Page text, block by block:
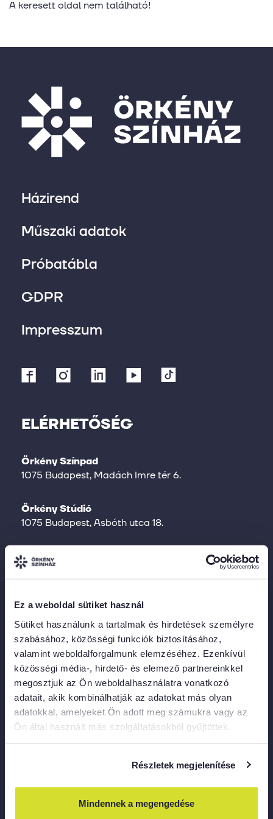
Ez a weboldal sütiket használ
Sütiket használunk a tartalmak és hirdetések személyre
szabásához, közösségi funkciók biztosításához,
valamint weboldalforgalmunk elemzéséhez. Ezenkívül
közösségi média-, hirdető- és elemező partnereinkkel
megosztjuk az Ön weboldalhasználatra vonatkozó
adatait, akik kombinálhatják az adatokat más olyan
adatokkal, amelyeket Ön adott meg számukra vagy az
Ön által használt más szolgáltatásokból gyűjtöttek.
Részletek megjelenítése
Mindennek a megengedése
A keresett oldal nem található!
Házirend
Műszaki adatok
Próbatábla
GDPR
Impresszum
ELÉRHETŐSÉG
Örkény Színpad
1075 Budapest, Madách Imre tér 6.
Örkény Stúdió
1075 Budapest, Asbóth utca 18.
Örkény KÖZtér
1075 Budapest, Asbóth utca 22.
Merlin
A bejárat gyalogosan a Károly krt.
felől közelíthető meg,
a Városháza Parkon keresztül.
KAPCSOLAT
Gyökhegyi Kira, közönségkapcsolati menedzser